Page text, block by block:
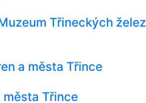
Třineckých
a města Třince
Třince